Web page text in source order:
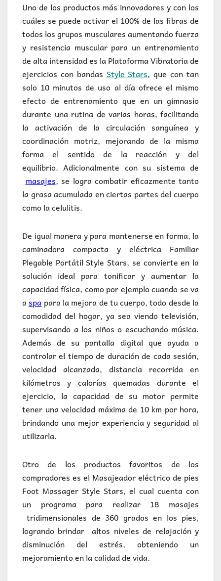
Uno de los productos más innovadores y con los
cuáles se puede activar el 100% de las fibras de
todos los grupos musculares aumentando fuerza
y resistencia muscular para un entrenamiento
de alta intensidad es la Plataforma Vibratoria de
ejercicios con bandas Style Stars, que con tan
solo 10 minutos de uso al día ofrece el mismo
efecto de entrenamiento que en un gimnasio
durante una rutina de varias horas, facilitando
la activación de la circulación sanguínea y
coordinación motriz, mejorando de la misma
forma el sentido de la reacción y del
equilibrio. Adicionalmente con su sistema de
masajes, se logra combatir eficazmente tanto
la grasa acumulada en ciertas partes del cuerpo
como la celulitis.
De igual manera y para mantenerse en forma, la
caminadora compacta y eléctrica Familiar
Plegable Portátil Style Stars, se convierte en la
solución ideal para tonificar y aumentar la
capacidad física, como por ejemplo cuando se va
aspa para la mejora de tu cuerpo, todo desde la
comodidad del hogar, ya sea viendo televisión,
supervisando a los niños o escuchando música.
Además de su pantalla digital que ayuda a
controlar el tiempo de duración de cada sesión,
velocidad alcanzada, distancia recorrida en
kilómetros y calorías quemadas durante el
ejercicio, la capacidad de su motor permite
tener una velocidad máxima de 10 km por hora,
brindando una mejor experiencia y seguridad al
utilizarla.
Otro de los productos favoritos de los
compradores es el Masajeador eléctrico de pies
Foot Massager Style Stars, el cual cuenta con
un programa para realizar 18 masajes
tridimensionales de 360 grados en los pies,
logrando brindar altos niveles de relajación y
disminución del estrés, obteniendo un
mejoramiento en la calidad de vida.